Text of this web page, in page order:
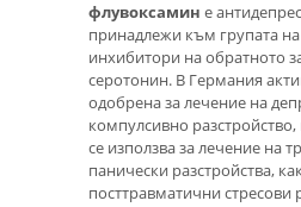
флувоксамин е
принадлежи към групата на
инхибитори на обратното
серотонин. В Германия
одобрена за лечение на
компулсивно
се използва за лечение на
панически разстройства,
посттравматични стресови